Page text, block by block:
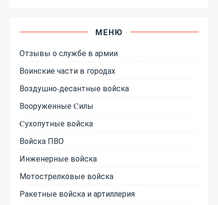
МЕНЮ
Отзывы о службе в армии
Воинские части в городах
Воздушно-десантные войска
Вооруженные Cилы
Cухопутные войска
Войска ПВО
Инженерные войска
Мотострелковые войска
Ракетные войска и артиллерия